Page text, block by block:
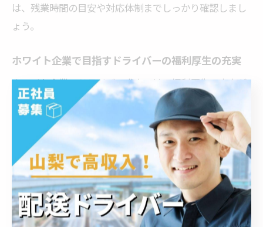
は、残業時間の目安や対応体制までしっかり確認しまし
ょう。
ホワイト企業で目指すドライバーの福利厚生の充実
ホワイト企業のドライバー求人では、福利厚生の充実が
大きな魅力となります。例えば、社会保険や厚生年金の
完備、各種手当（家族手当・住宅手当など）、退職金制
度が整っている職場では、働く人の将来設計や生活の安
定がしやすくなります。
さらに、健康診断やインフルエンザ予防接種の補助、資
格取得支援制度など、従業員の健康やスキルアップをサ
ポートする制度もポイントです。こうした福利厚生が用